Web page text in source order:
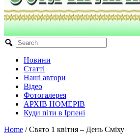
Новини
Статті
Наші автори
Відео
Фотогалерея
АРХІВ НОМЕРІВ
Куди піти в Ірпені
Home / Свято 1 квітня – День Сміху